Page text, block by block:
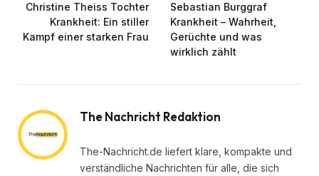
Christine Theiss Tochter
Krankheit: Ein stiller
Kampf einer starken Frau
Sebastian Burggraf
Krankheit – Wahrheit,
Gerüchte und was
wirklich zählt
The Nachricht Redaktion
The-Nachricht.de liefert klare, kompakte und
verständliche Nachrichten für alle, die sich